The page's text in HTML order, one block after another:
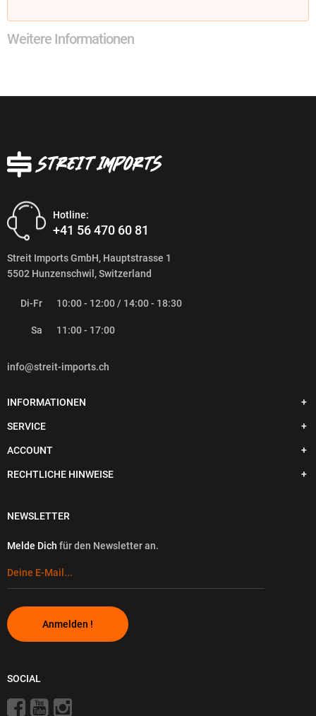
Weitere Informationen
Hotline:
+41 56 470 60 81
Streit Imports GmbH, Hauptstrasse 1
5502 Hunzenschwil, Switzerland
Di-Fr 10:00 - 12:00 / 14:00 - 18:30
Sa 11:00 - 17:00
info@streit-imports.ch
INFORMATIONEN
SERVICE
ACCOUNT
RECHTLICHE HINWEISE
NEWSLETTER
Melde Dich für den Newsletter an.
Anmelden !
SOCIAL